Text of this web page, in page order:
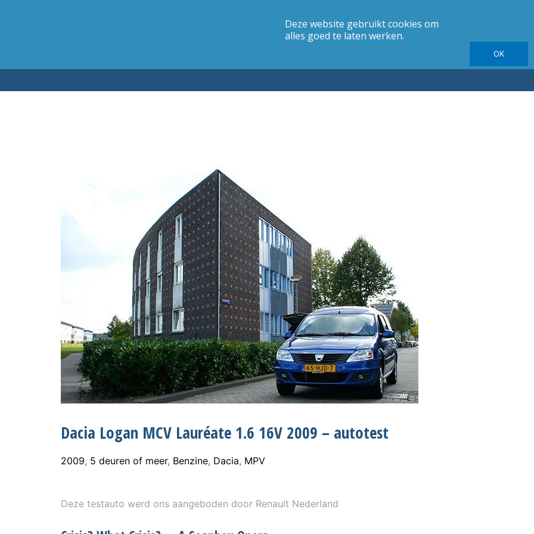
Carrosserie Jaargang Elektrische autotesten
Autotesten
Dacia Logan MCV Lauréate 1.6 16V 2009 – autotest
2009, 5 deuren of meer, Benzine, Dacia, MPV
Deze testauto werd ons aangeboden door Renault Nederland
Deze website gebruikt cookies om
alles goed te laten werken.
OK